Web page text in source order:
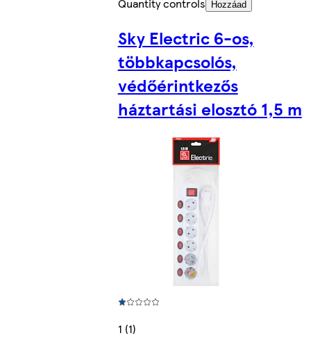
Hozzáad
Sky Electric 6-os,
többkapcsolós,
védőérintkezős
háztartási elosztó 1,5 m
1 (1)